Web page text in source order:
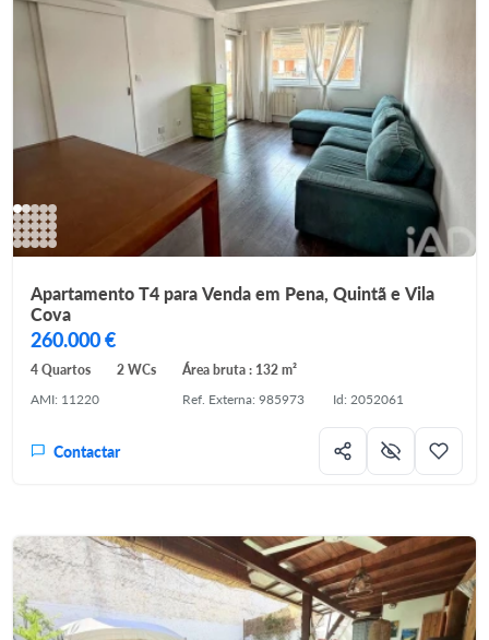
Apartamento T4 para Venda em Pena, Quintã e Vila
Cova
260.000 €
4 Quartos 2 WCs
Área bruta : 132 m²
AMI: 11220
Ref. Externa: 985973 Id: 2052061
Contactar